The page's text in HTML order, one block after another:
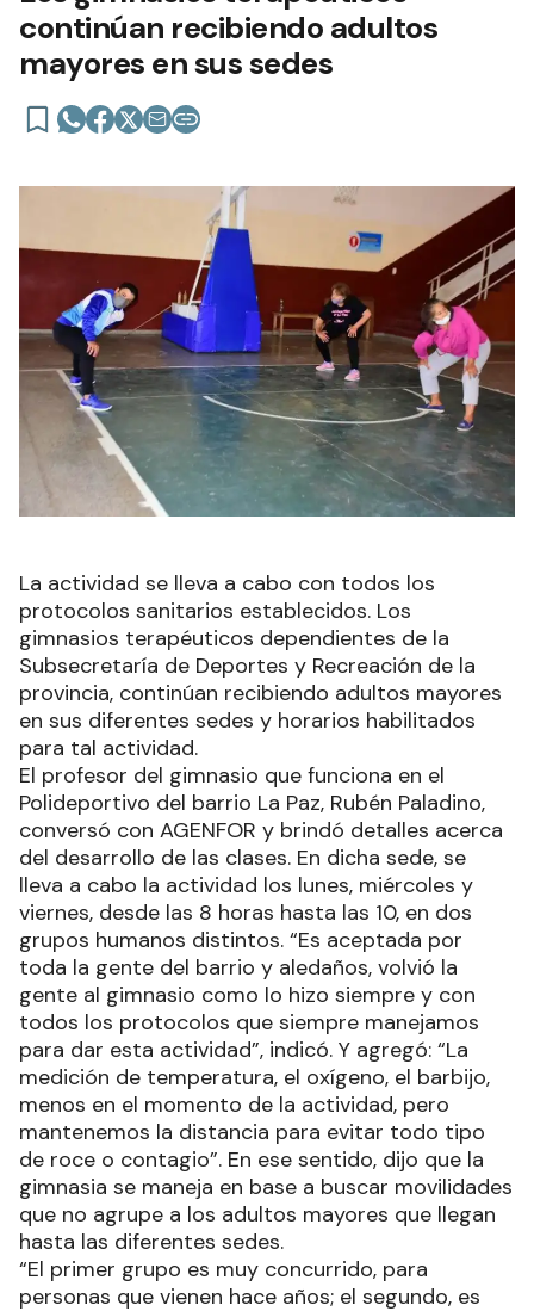
continúan recibiendo adultos
mayores en sus sedes
La actividad se lleva a cabo con todos los
protocolos sanitarios establecidos. Los
gimnasios terapéuticos dependientes de la
Subsecretaría de Deportes y Recreación de la
provincia, continúan recibiendo adultos mayores
en sus diferentes sedes y horarios habilitados
para tal actividad.
El profesor del gimnasio que funciona en el
Polideportivo del barrio La Paz, Rubén Paladino,
conversó con AGENFOR y brindó detalles acerca
del desarrollo de las clases. En dicha sede, se
lleva a cabo la actividad los lunes, miércoles y
viernes, desde las 8 horas hasta las 10, en dos
grupos humanos distintos. “Es aceptada por
toda la gente del barrio y aledaños, volvió la
gente al gimnasio como lo hizo siempre y con
todos los protocolos que siempre manejamos
para dar esta actividad”, indicó. Y agregó: “La
medición de temperatura, el oxígeno, el barbijo,
menos en el momento de la actividad, pero
mantenemos la distancia para evitar todo tipo
de roce o contagio”. En ese sentido, dijo que la
gimnasia se maneja en base a buscar movilidades
que no agrupe a los adultos mayores que llegan
hasta las diferentes sedes.
“El primer grupo es muy concurrido, para
personas que vienen hace años; el segundo, es